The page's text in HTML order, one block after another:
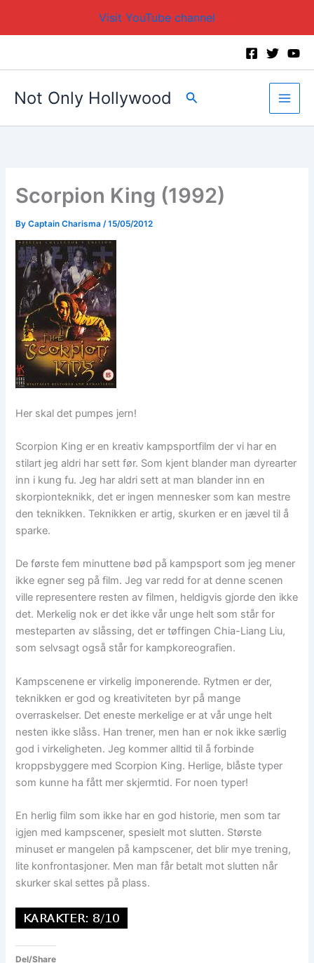
Visit YouTube channel
Not Only Hollywood Search
Scorpion King (1992)
ByCaptain Charisma /15/05/2012
Her skal det pumpes jern!
Scorpion King er en kreativ kampsportfilm der vi har en
stilart jeg aldri har sett før. Som kjent blander man dyrearter
inn i kung fu. Jeg har aldri sett at man blander inn en
skorpionteknikk, det er ingen mennesker som kan mestre
den teknikken. Teknikken er artig, skurken er en jævel til å
sparke.
De første fem minuttene bød på kampsport som jeg mener
ikke egner seg på film. Jeg var redd for at denne scenen
ville representere resten av filmen, heldigvis gjorde den ikke
det. Merkelig nok er det ikke vår unge helt som står for
mesteparten av slåssing, det er tøffingen Chia-Liang Liu,
som selvsagt også står for kampkoreografien.
Kampscenene er virkelig imponerende. Rytmen er der,
teknikken er god og kreativiteten byr på mange
overraskelser. Det eneste merkelige er at vår unge helt
nesten ikke slåss. Han trener, men han er nok ikke særlig
god i virkeligheten. Jeg kommer alltid til å forbinde
kroppsbyggere med Scorpion King. Herlige, blåste typer
som kunne ha fått mer skjermtid. For noen typer!
En herlig film som ikke har en god historie, men som tar
igjen med kampscener, spesielt mot slutten. Største
minuset er mangelen på kampscener, det blir mye trening,
lite konfrontasjoner. Men man får betalt mot slutten når
skurker skal settes på plass.
Del/Share